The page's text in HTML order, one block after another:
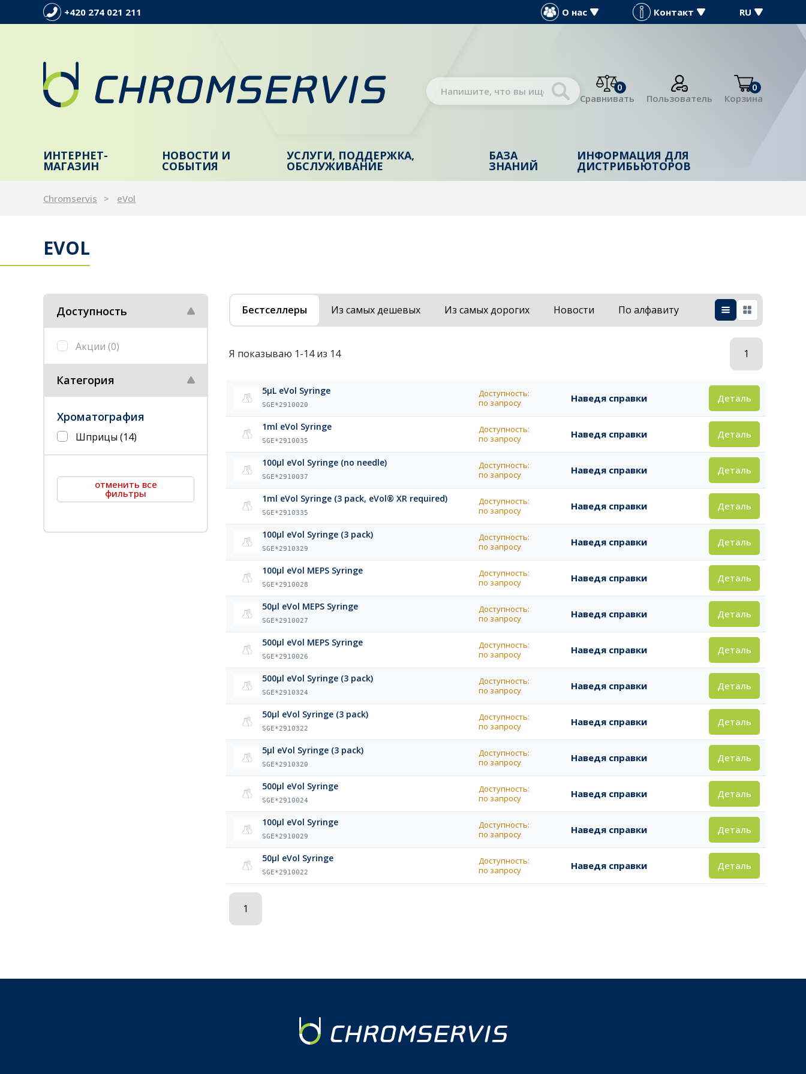
+420 274 021 211 О нас Контакт RU
0
Сравнивать
Пользователь
0
Корзина
ИНТЕРНЕТ-
МАГАЗИН
НОВОСТИ И
СОБЫТИЯ
УСЛУГИ, ПОДДЕРЖКА,
ОБСЛУЖИВАНИЕ
БАЗА
ЗНАНИЙ
ИНФОРМАЦИЯ ДЛЯ
ДИСТРИБЬЮТОРОВ
Chromservis eVol
EVOL
Доступность
Акции (0)
Категория
Хроматография
Шприцы (14)
отменить все
фильтры
Бестселлеры Из самых дешевых Из самых дорогих Новости По алфавиту
Я показываю 1-14 из 14 1
5µL eVol Syringe
SGE*2910020
Доступность:
по запросу
Наведя справки Деталь
1ml eVol Syringe
SGE*2910035
Доступность:
по запросу
Наведя справки Деталь
100µl eVol Syringe (no needle)
SGE*2910037
Доступность:
по запросу
Наведя справки Деталь
1ml eVol Syringe (3 pack, eVol® XR required)
SGE*2910335
Доступность:
по запросу
Наведя справки Деталь
100µl eVol Syringe (3 pack)
SGE*2910329
Доступность:
по запросу
Наведя справки Деталь
100µl eVol MEPS Syringe
SGE*2910028
Доступность:
по запросу
Наведя справки Деталь
50µl eVol MEPS Syringe
SGE*2910027
Доступность:
по запросу
Наведя справки Деталь
500µl eVol MEPS Syringe
SGE*2910026
Доступность:
по запросу
Наведя справки Деталь
500µl eVol Syringe (3 pack)
SGE*2910324
Доступность:
по запросу
Наведя справки Деталь
50µl eVol Syringe (3 pack)
SGE*2910322
Доступность:
по запросу
Наведя справки Деталь
5µl eVol Syringe (3 pack)
SGE*2910320
Доступность:
по запросу
Наведя справки Деталь
500µl eVol Syringe
SGE*2910024
Доступность:
по запросу
Наведя справки Деталь
100µl eVol Syringe
SGE*2910029
Доступность:
по запросу
Наведя справки Деталь
50µl eVol Syringe
SGE*2910022
Доступность:
по запросу
Наведя справки Деталь
1